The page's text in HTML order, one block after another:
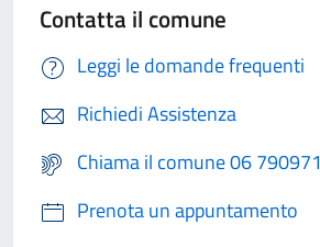
Contatta il comune
Leggi le domande frequenti
Richiedi Assistenza
Chiama il comune 06 790971
Prenota un appuntamento